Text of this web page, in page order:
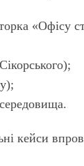
«Офісу
кейси